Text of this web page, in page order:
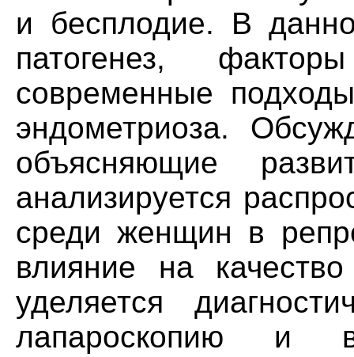
и бесплодие. В
патогенез,
современные
эндометриоза.
объясняющие
анализируется
среди женщин в
влияние на
уделяется
лапароскопию и